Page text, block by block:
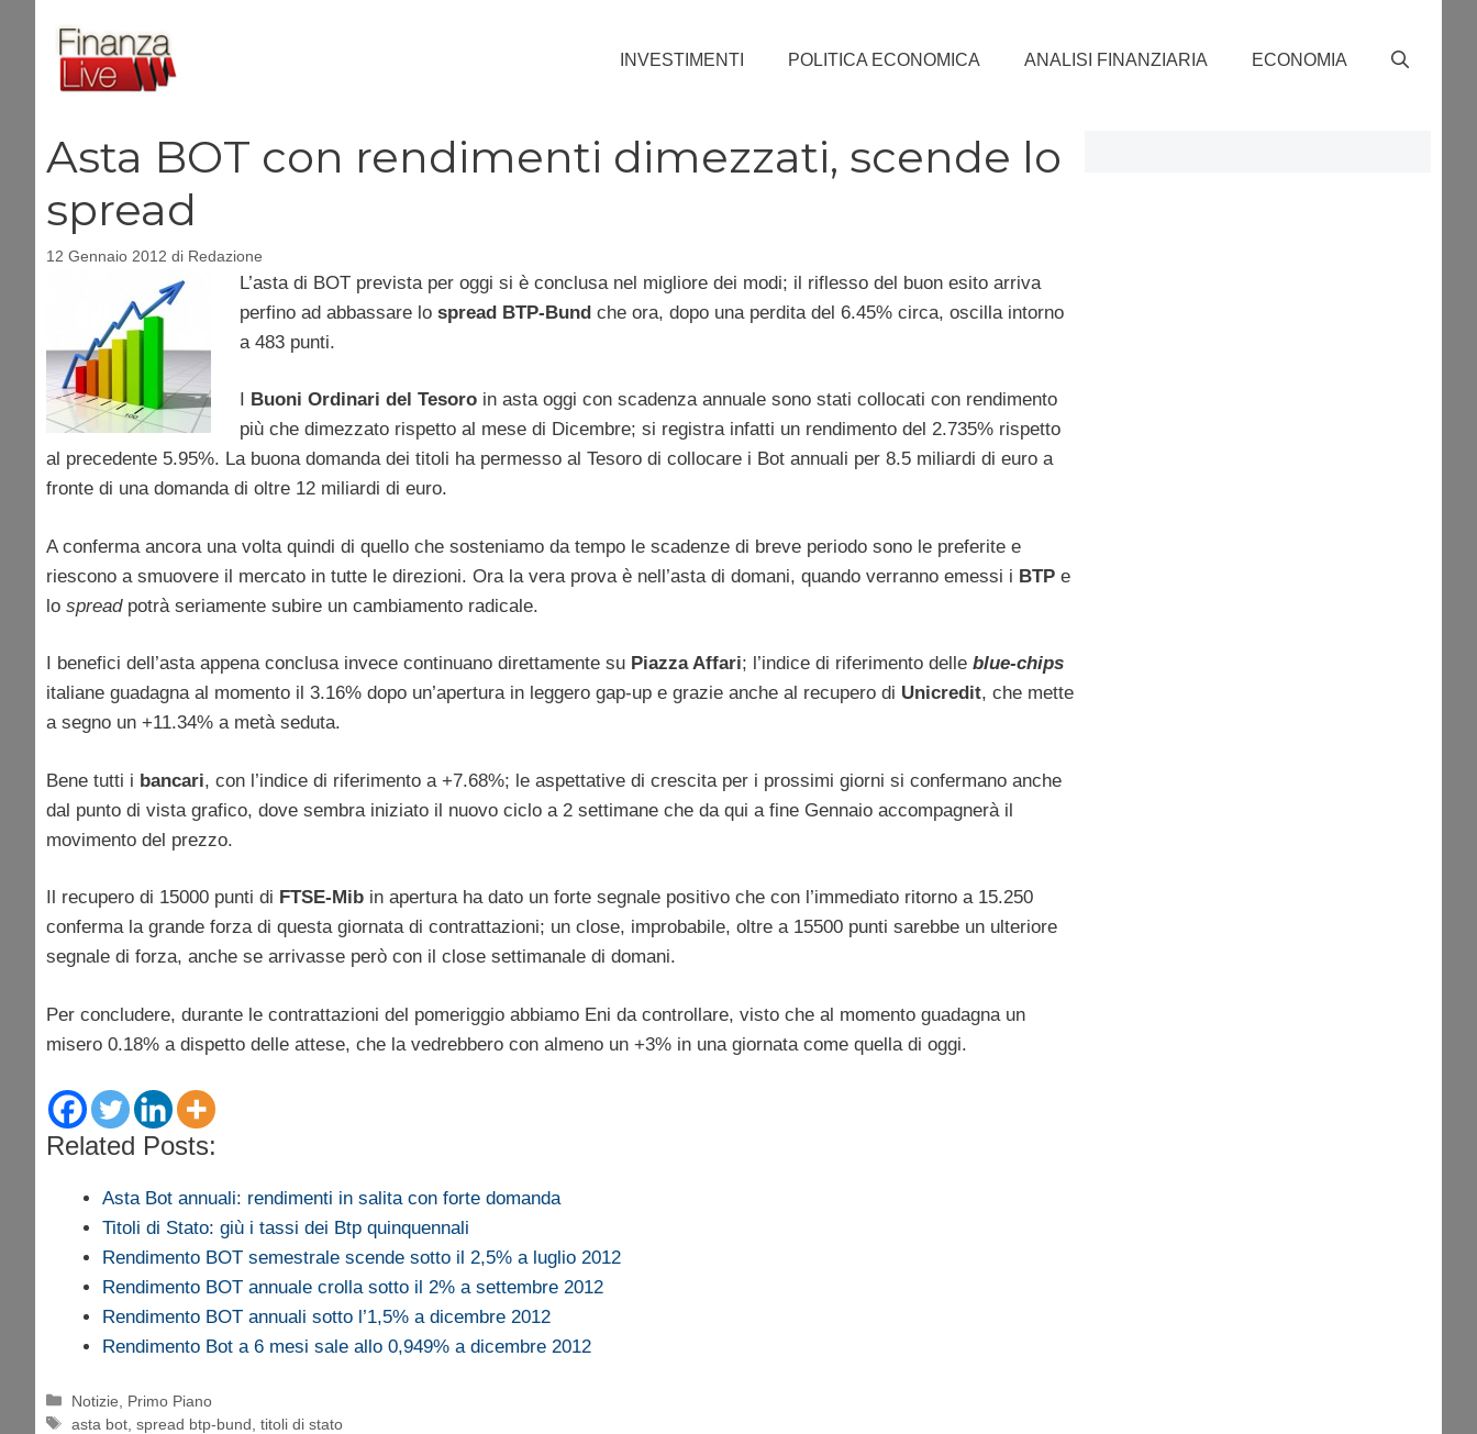
contenuto
INVESTIMENTI POLITICA ECONOMICA ANALISI FINANZIARIA ECONOMIA
Asta BOT con rendimenti dimezzati, scende lo
spread
12 Gennaio 2012 di Redazione
L’asta di BOT prevista per oggi si è conclusa nel migliore dei modi; il riflesso del buon esito arriva
perfino ad abbassare lo spread BTP-Bundche ora, dopo una perdita del 6.45% circa, oscilla intorno
a 483 punti.
Buoni Ordinari del Tesoroin asta oggi con scadenza annuale sono stati collocati con rendimento
più che dimezzato rispetto al mese di Dicembre; si registra infatti un rendimento del 2.735% rispetto
al precedente 5.95%. La buona domanda dei titoli ha permesso al Tesoro di collocare i Bot annuali per 8.5 miliardi di euro a
fronte di una domanda di oltre 12 miliardi di euro.
A conferma ancora una volta quindi di quello che sosteniamo da tempo le scadenze di breve periodo sono le preferite e
riescono a smuovere il mercato in tutte le direzioni. Ora la vera prova è nell’asta di domani, quando verranno emessi i BTP e
lo spreadpotrà seriamente subire un cambiamento radicale.
I benefici dell’asta appena conclusa invece continuano direttamente su Piazza Affari; l’indice di riferimento delle blue-chips
italiane guadagna al momento il 3.16% dopo un’apertura in leggero gap-up e grazie anche al recupero di Unicredit, che mette
a segno un +11.34% a metà seduta.
Bene tutti i bancari, con l’indice di riferimento a +7.68%; le aspettative di crescita per i prossimi giorni si confermano anche
dal punto di vista grafico, dove sembra iniziato il nuovo ciclo a 2 settimane che da qui a fine Gennaio accompagnerà il
movimento del prezzo.
Il recupero di 15000 punti di FTSE-Mib in apertura ha dato un forte segnale positivo che con l’immediato ritorno a 15.250
conferma la grande forza di questa giornata di contrattazioni; un close, improbabile, oltre a 15500 punti sarebbe un ulteriore
segnale di forza, anche se arrivasse però con il close settimanale di domani.
Per concludere, durante le contrattazioni del pomeriggio abbiamo Eni da controllare, visto che al momento guadagna un
misero 0.18% a dispetto delle attese, che la vedrebbero con almeno un +3% in una giornata come quella di oggi.
Related Posts:
Asta Bot annuali: rendimenti in salita con forte domanda
Titoli di Stato: giù i tassi dei Btp quinquennali
Rendimento BOT semestrale scende sotto il 2,5% a luglio 2012
Rendimento BOT annuale crolla sotto il 2% a settembre 2012
Rendimento BOT annuali sotto l’1,5% a dicembre 2012
Rendimento Bot a 6 mesi sale allo 0,949% a dicembre 2012
Categorie
Notizie
Primo Piano
Tag
asta bot ,spread btp-bund ,titoli di stato